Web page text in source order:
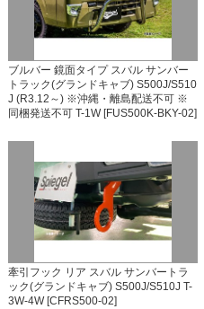
ブルバー 鏡面タイプ スバル サンバー
トラック(グランドキャブ) S500J/S510
J (R3.12～) ※沖縄・離島配送不可 ※
同梱発送不可 T-1W [FUS500K-BKY-02]
牽引フック リア スバル サンバートラ
ック(グランドキャブ) S500J/S510J T-
3W-4W [CFRS500-02]